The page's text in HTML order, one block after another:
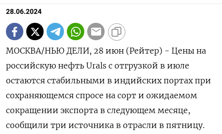
28.06.2024
МОСКВА/НЬЮ ДЕЛИ, 28 июн (Рейтер) - Цены на
российскую нефть Urals с отгрузкой в июле
остаются стабильными в индийских портах при
сохраняющемся спросе на сорт и ожидаемом
сокращении экспорта в следующем месяце,
сообщили три источника в отрасли в пятницу.